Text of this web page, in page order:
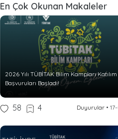
En Çok Okunan Makaleler
2026 Yılı TÜBİTAK Bilim Kampları Katılım
Başvuruları Başladı!
58 4 Duyurular•